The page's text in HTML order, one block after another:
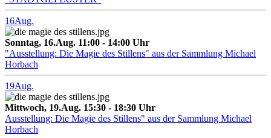
16Aug.
Sonntag, 16.Aug. 11:00 - 14:00 Uhr
"Ausstellung: Die Magie des Stillens" aus der Sammlung Michael
Horbach
19Aug.
Mittwoch, 19.Aug. 15:30 - 18:30 Uhr
Ausstellung: Die Magie des Stillens" aus der Sammlung Michael
Horbach